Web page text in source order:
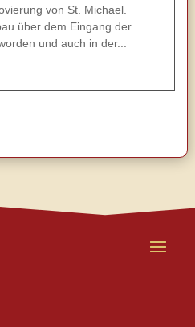
von St. Michael.
über dem Eingang der
und auch in der...